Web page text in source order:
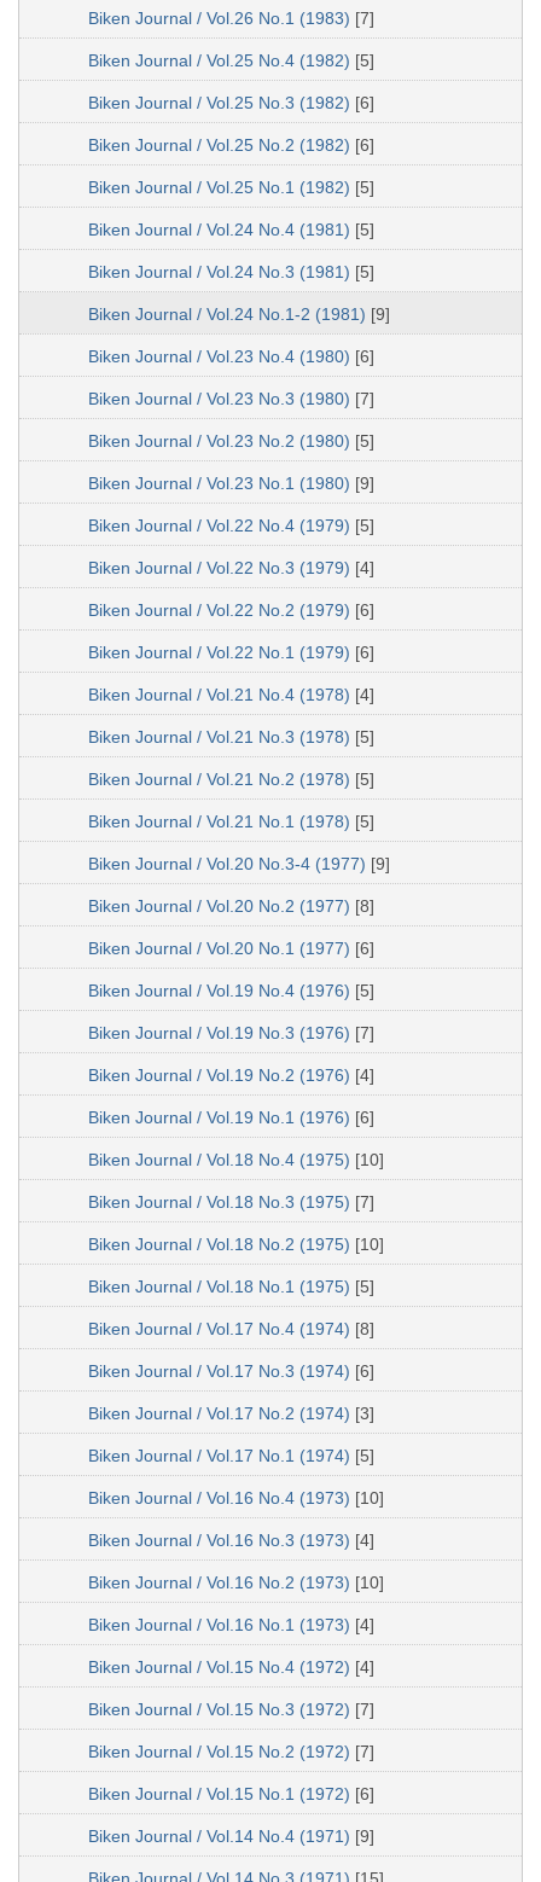
Biken Journal / Vol.26 No.1 (1983) [7]
Biken Journal / Vol.25 No.4 (1982) [5]
Biken Journal / Vol.25 No.3 (1982) [6]
Biken Journal / Vol.25 No.2 (1982) [6]
Biken Journal / Vol.25 No.1 (1982) [5]
Biken Journal / Vol.24 No.4 (1981) [5]
Biken Journal / Vol.24 No.3 (1981) [5]
Biken Journal / Vol.24 No.1-2 (1981) [9]
Biken Journal / Vol.23 No.4 (1980) [6]
Biken Journal / Vol.23 No.3 (1980) [7]
Biken Journal / Vol.23 No.2 (1980) [5]
Biken Journal / Vol.23 No.1 (1980) [9]
Biken Journal / Vol.22 No.4 (1979) [5]
Biken Journal / Vol.22 No.3 (1979) [4]
Biken Journal / Vol.22 No.2 (1979) [6]
Biken Journal / Vol.22 No.1 (1979) [6]
Biken Journal / Vol.21 No.4 (1978) [4]
Biken Journal / Vol.21 No.3 (1978) [5]
Biken Journal / Vol.21 No.2 (1978) [5]
Biken Journal / Vol.21 No.1 (1978) [5]
Biken Journal / Vol.20 No.3-4 (1977) [9]
Biken Journal / Vol.20 No.2 (1977) [8]
Biken Journal / Vol.20 No.1 (1977) [6]
Biken Journal / Vol.19 No.4 (1976) [5]
Biken Journal / Vol.19 No.3 (1976) [7]
Biken Journal / Vol.19 No.2 (1976) [4]
Biken Journal / Vol.19 No.1 (1976) [6]
Biken Journal / Vol.18 No.4 (1975) [10]
Biken Journal / Vol.18 No.3 (1975) [7]
Biken Journal / Vol.18 No.2 (1975) [10]
Biken Journal / Vol.18 No.1 (1975) [5]
Biken Journal / Vol.17 No.4 (1974) [8]
Biken Journal / Vol.17 No.3 (1974) [6]
Biken Journal / Vol.17 No.2 (1974) [3]
Biken Journal / Vol.17 No.1 (1974) [5]
Biken Journal / Vol.16 No.4 (1973) [10]
Biken Journal / Vol.16 No.3 (1973) [4]
Biken Journal / Vol.16 No.2 (1973) [10]
Biken Journal / Vol.16 No.1 (1973) [4]
Biken Journal / Vol.15 No.4 (1972) [4]
Biken Journal / Vol.15 No.3 (1972) [7]
Biken Journal / Vol.15 No.2 (1972) [7]
Biken Journal / Vol.15 No.1 (1972) [6]
Biken Journal / Vol.14 No.4 (1971) [9]